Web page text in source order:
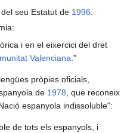
seu Estatut de 1996
i en el eixercici del dret
Valenciana ."
pròpies oficials,
de 1978 , que reconeix
espanyola indissoluble":
de tots els espanyols, i